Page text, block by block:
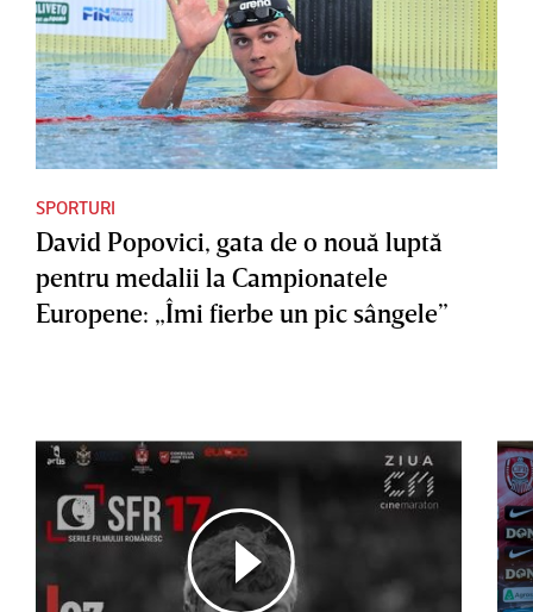
SPORTURI
David Popovici, gata de o nouă luptă
pentru medalii la Campionatele
Europene: „Îmi fierbe un pic sângele”